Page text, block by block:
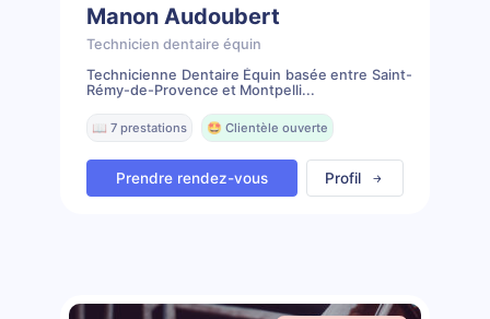
Manon Audoubert
Technicien dentaire équin
Technicienne Dentaire Équin basée entre Saint-
Rémy-de-Provence et Montpelli...
📖 7 prestations 🤩 Clientèle ouverte
Prendre rendez-vous Profil